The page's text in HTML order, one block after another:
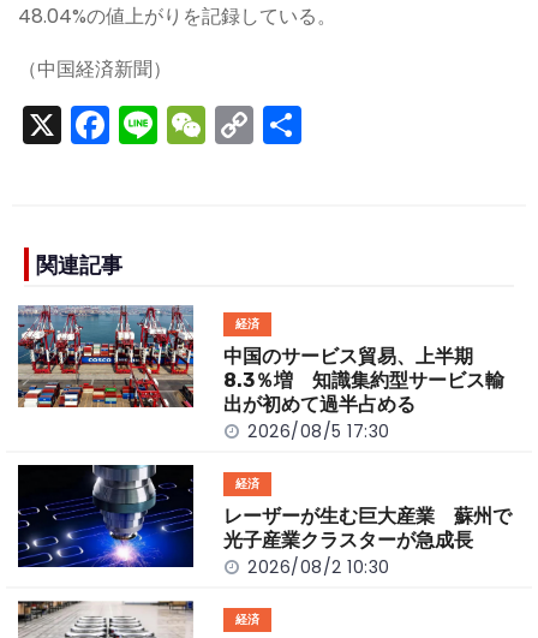
48.04%の値上がりを記録している。
（中国経済新聞）
X F
a
e
b
o
o
k
Li
n
W
e
C
o
n
k
関連記事
経済
中国のサービス貿易、上半期
8.3％増 知識集約型サービス輸
出が初めて過半占める
2026/08/5 17:30
経済
レーザーが生む巨大産業 蘇州で
光子産業クラスターが急成長
2026/08/2 10:30
経済